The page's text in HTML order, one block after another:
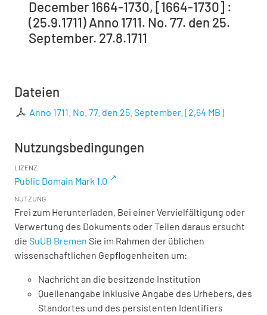
December 1664-1730, [1664-1730] :
(25.9.1711) Anno 1711. No. 77. den 25.
September. 27.8.1711
Dateien
Anno 1711. No. 77. den 25. September. [2,64 MB]
Nutzungsbedingungen
LIZENZ
Public Domain Mark 1.0
NUTZUNG
Frei zum Herunterladen. Bei einer Vervielfältigung oder
Verwertung des Dokuments oder Teilen daraus ersucht
die SuUB Bremen Sie im Rahmen der üblichen
wissenschaftlichen Gepflogenheiten um:
Nachricht an die besitzende Institution
Quellenangabe inklusive Angabe des Urhebers, des
Standortes und des persistenten Identifiers